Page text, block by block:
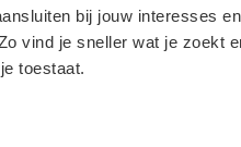
bij jouw interesses
vind je sneller wat je zoekt
toestaat.